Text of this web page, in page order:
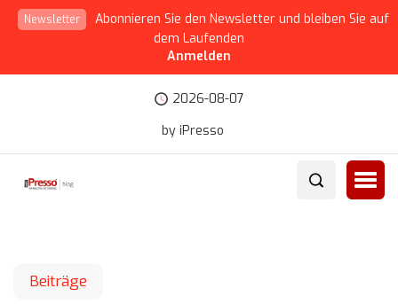
Newsletter
Abonnieren Sie den Newsletter und bleiben Sie auf
dem Laufenden
Anmelden
2026-08-07
by iPresso
Beiträge